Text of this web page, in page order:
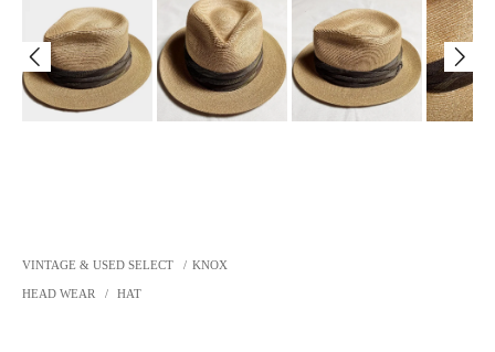
VINTAGE & USED SELECT / KNOX
HEAD WEAR / HAT